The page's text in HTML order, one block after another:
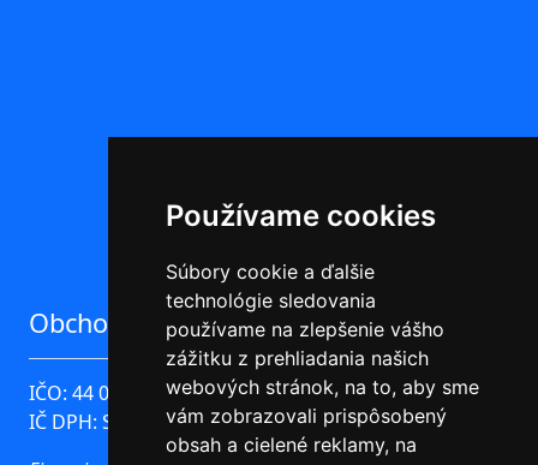
Používame cookies
Súbory cookie a ďalšie
technológie sledovania
používame na zlepšenie vášho
zážitku z prehliadania našich
webových stránok, na to, aby sme
vám zobrazovali prispôsobený
obsah a cielené reklamy, na
Obchodné údaje
IČO: 44 096 780
IČ DPH: SK2022576743